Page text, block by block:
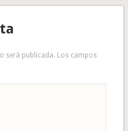
será publicada. Los campos